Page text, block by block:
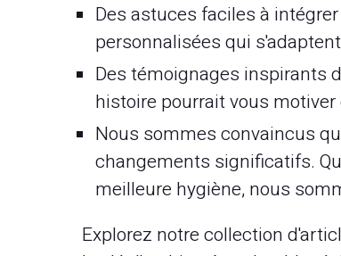
Des astuces faciles à
personnalisées qui
Des témoignages inspirants
histoire pourrait vous
Nous sommes convaincus
changements significatifs.
meilleure hygiène, nous
Explorez notre collection